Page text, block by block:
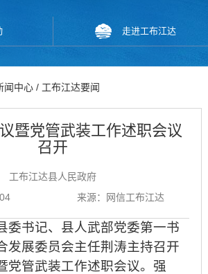
走进工布江达
闻中心/ 工布江达要闻
暨党管武装工作述职会议
召开
工布江达县人民政府
来源：网信工布江达
委书记、县人武部党委第一书
发展委员会主任荆涛主持召开
党管武装工作述职会议。强